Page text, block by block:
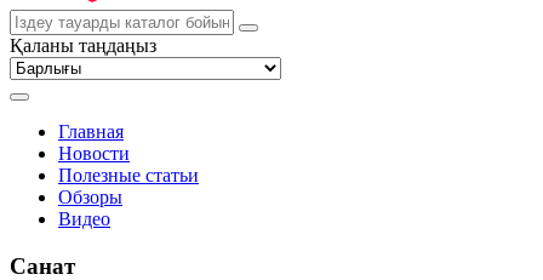
Қаланы таңдаңыз
Главная
Новости
Полезные статьи
Обзоры
Видео
Санат